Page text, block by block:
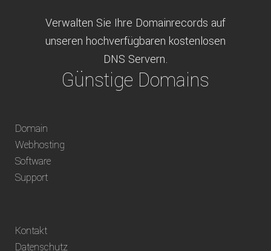
Verwalten Sie Ihre Domainrecords auf
unseren hochverfügbaren kostenlosen
DNS Servern.
Günstige Domains
weltweit verfügbare Domains inklusive
Vorkasse oder über ein andere verfügbare
Domain
Webhosting
Software
Support
Kontakt
Datenschutz